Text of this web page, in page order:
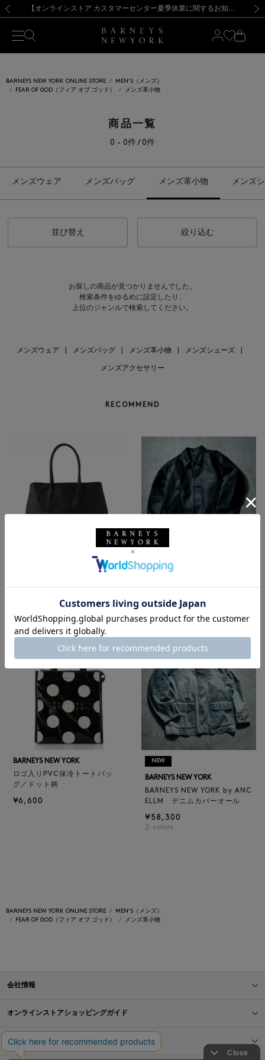
新規登録のお客様も対象！＜MY BARNEYS＞会員のお客様は11,000円（税込）以上のお買上げで常時送料無料！お買い物の際は会員登録を！
【夏季休業に伴う出荷一時停止のお知らせ】(2026.8.7) 【オンラインストア カスタマーセンター夏季休業に関するお知らせ】（2026.8.7）
【夏季休業に伴う返品・交換承り一時停止のお知らせ】（2026.8.5）
熊本県を中心とした地震の影響によるお荷物のお届けについて
【開催中】SUMMER SALEのご案内・ご注意事項 新規登録のお客様も対象！＜MY BARNEYS＞会員のお客様は11,000円（税込）以上のお買上げで常時送料無料！お買い物の際は会員登録を！
【夏季休業に伴う出荷一時停止のお知らせ】(2026.8.7)
BARNEYS NEW YORK ONLINE STORE
MEN'S（メンズ）
FEAR OF GOD（フィア オブ ゴッド）
メンズ革小物
商品一覧
0 - 0件 / 0件
メンズウェア メンズバッグ メンズ革小物 メンズ
並び替え 絞り込む
お探しの商品が見つかりませんでした。
検索条件をゆるめに設定したり、
上位のジャンルで検索してください。
メンズウェア メンズバッグ メンズ革小物 メンズシューズ
メンズアクセサリー
RECOMMEND
レザートートバッグ（M）
NEW
ELLM ホースレザーブルゾン
¥165,000
BARNEYS NEW YORK
ロゴ入りPVC保冷トートバッ
グ／ドット柄
¥6,600
NEW
BARNEYS NEW YORK
BARNEYS NEW YORK by ANC
ELLM デニムカバーオール
¥58,300
2 colors
BARNEYS NEW YORK ONLINE STORE
MEN'S（メンズ）
FEAR OF GOD（フィア オブ ゴッド）
メンズ革小物
会社情報
オンラインストアショッピングガイド
店舗情報